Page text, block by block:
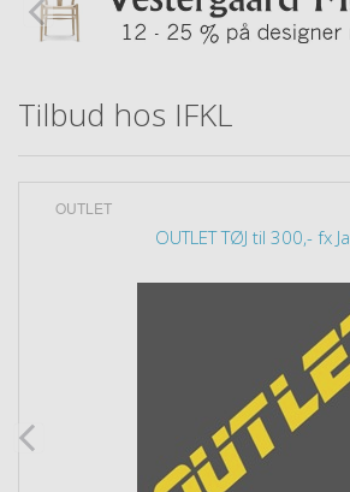
Tilbud hos IFKL
OUTLET
OUTLET TØJ til 300,- fx